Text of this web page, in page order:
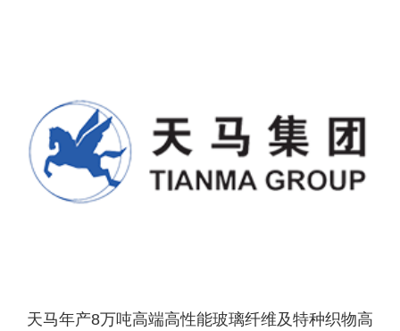
天马年产8万吨高端高性能玻璃纤维及特种织物高